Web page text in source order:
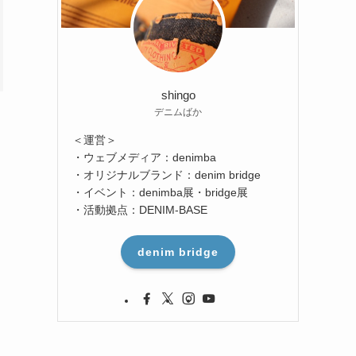
shingo
デニムばか
＜運営＞
・ウェブメディア：denimba
・オリジナルブランド：denim bridge
・イベント：denimba展・bridge展
・活動拠点：DENIM-BASE
denim bridge